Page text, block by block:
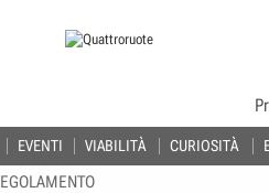
EVENTI VIABILITÀ CURIOSITÀ